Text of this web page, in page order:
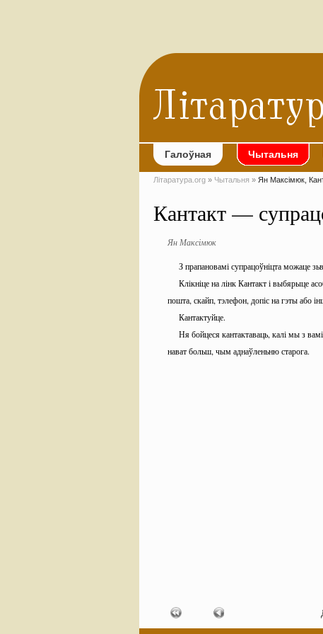
Галоўная Чытальня
Літаратура.org » Чытальня » Ян Максімюк,
Кантакт —
Ян Максімюк
З прапановамі супрацоўніцта можаце
Клікніце на лінк Кантакт і выбярыце
пошта, скайп, тэлефон, допіс на гэты або
Кантактуйце.
Ня бойцеся кантактаваць, калі мы з
нават больш, чым аднаўленьню старога.